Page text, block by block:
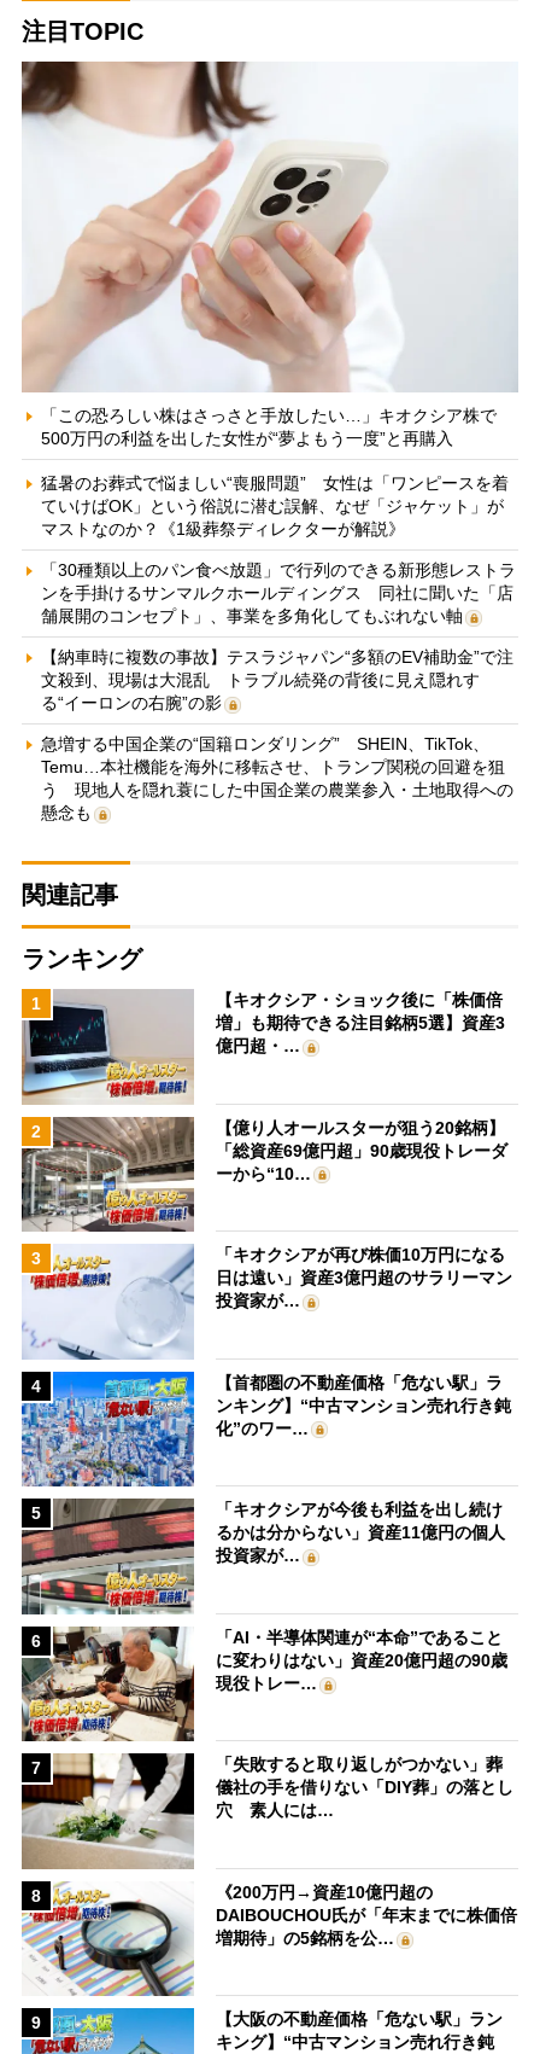
注目TOPIC
「この恐ろしい株はさっさと手放したい…」キオクシア株で
500万円の利益を出した女性が“夢よもう一度”と再購入
猛暑のお葬式で悩ましい“喪服問題” 女性は「ワンピースを着
ていけばOK」という俗説に潜む誤解、なぜ「ジャケット」が
マストなのか？《1級葬祭ディレクターが解説》
「30種類以上のパン食べ放題」で行列のできる新形態レストラ
ンを手掛けるサンマルクホールディングス 同社に聞いた「店
舗展開のコンセプト」、事業を多角化してもぶれない軸
【納車時に複数の事故】テスラジャパン“多額のEV補助金”で注
文殺到、現場は大混乱 トラブル続発の背後に見え隠れす
る“イーロンの右腕”の影
急増する中国企業の“国籍ロンダリング” SHEIN、TikTok、
Temu…本社機能を海外に移転させ、トランプ関税の回避を狙
う 現地人を隠れ蓑にした中国企業の農業参入・土地取得への
懸念も
関連記事
ランキング
1
【キオクシア・ショック後に「株価倍
増」も期待できる注目銘柄5選】資産3
億円超・…
2
【億り人オールスターが狙う20銘柄】
「総資産69億円超」90歳現役トレーダ
ーから“10…
3
「キオクシアが再び株価10万円になる
日は遠い」資産3億円超のサラリーマン
投資家が…
4
【首都圏の不動産価格「危ない駅」ラ
ンキング】“中古マンション売れ行き鈍
化”のワー…
5
「キオクシアが今後も利益を出し続け
るかは分からない」資産11億円の個人
投資家が…
6
「AI・半導体関連が“本命”であること
に変わりはない」資産20億円超の90歳
現役トレー…
7
「失敗すると取り返しがつかない」葬
儀社の手を借りない「DIY葬」の落とし
穴 素人には…
8
《200万円→資産10億円超の
DAIBOUCHOU氏が「年末までに株価倍
増期待」の5銘柄を公…
9
【大阪の不動産価格「危ない駅」ラン
キング】“中古マンション売れ行き鈍